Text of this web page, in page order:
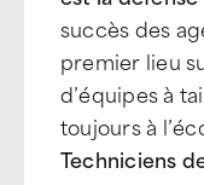
succès des
premier lieu
d’équipes à
toujours à
Techniciens